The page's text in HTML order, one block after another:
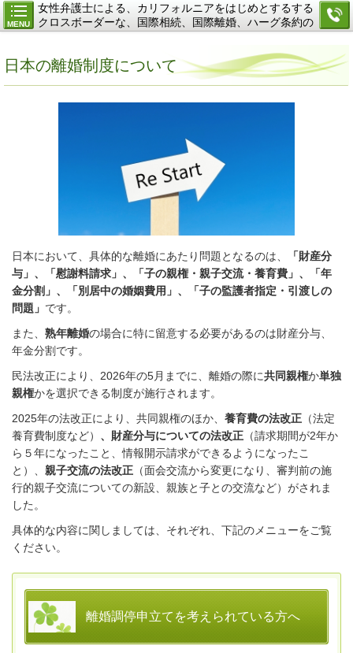
MENU
女性弁護士による、カリフォルニアをはじめとするする
クロスボーダーな、国際相続、国際離婚、ハーグ条約の
日本の離婚制度について
日本において、具体的な離婚にあたり問題となるのは、 「財産分
与 」、「慰謝料請求 」、「子の親権・親子交流・養育費 」、「年
金分割 」、「別居中の婚姻費用 」、「子の監護者指定・引渡しの
問題」 です。
また、 熟年離婚の場合に特に留意する必要があるのは財産分与、
年金分割です。
民法改正により、2026年の5月までに、離婚の際に共同親権か単独
親権かを選択できる制度が施行されます。
2025年の法改正により、共同親権のほか、 養育費の法改正 （法定
養育費制度など） 、財産分与についての法改正 （請求期間が2年か
ら５年になったこと、情報開示請求ができるようになったこ
と）、 親子交流の法改正 （面会交流から変更になり、審判前の施
行的親子交流についての新設、親族と子との交流など）がされま
した。
具体的な内容に関しましては、それぞれ、下記のメニューをご覧
ください。
離婚調停申立てを考えられている方へ